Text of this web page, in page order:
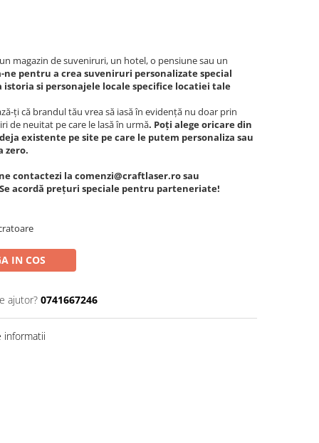
magazin de suveniruri, un hotel, o pensiune sau un
ne pentru a crea suveniruri personalizate special
si personajele locale specifice locatiei tale
ți că brandul tău vrea să iasă în evidență nu doar prin
de neuitat pe care le lasă în urmă. Poți alege oricare din
existente pe site pe care le putem personaliza sau
zero.
contactezi la comenzi@craftlaser.ro sau
Se acordă prețuri speciale pentru parteneriate!
IN COS
ajutor? 0741667246
informatii